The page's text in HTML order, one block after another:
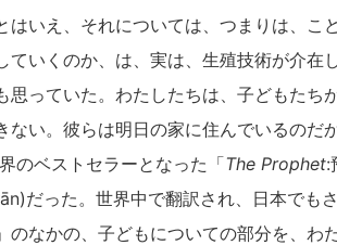
いえ、それについては、つまりは、こ
ていくのか、は、実は、生殖技術が介在
思っていた。わたしたちは、子どもたち
ない。彼らは明日の家に住んでいるのだ
のベストセラーとなった「The Prophet:
だった。世界中で翻訳され、日本でも
なかの、子どもについての部分を、わ